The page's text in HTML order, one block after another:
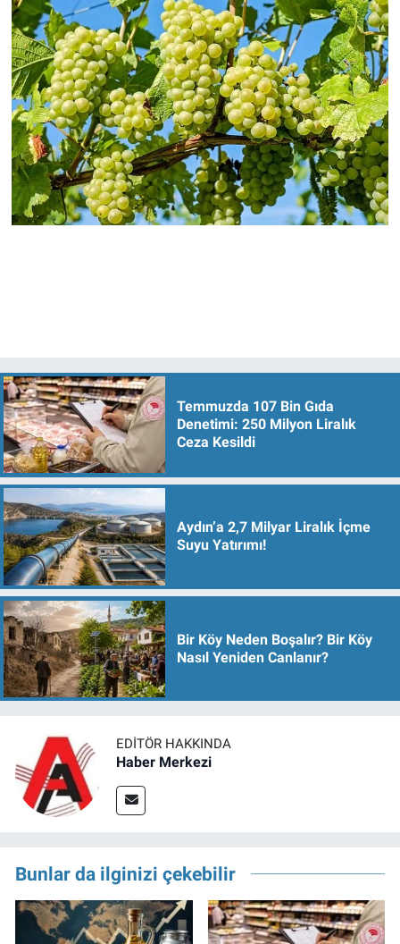
Temmuzda 107 Bin Gıda
Denetimi: 250 Milyon Liralık
Ceza Kesildi
Aydın’a 2,7 Milyar Liralık İçme
Suyu Yatırımı!
Bir Köy Neden Boşalır? Bir Köy
Nasıl Yeniden Canlanır?
EDITÖR HAKKINDA
Haber Merkezi
Bunlar da ilginizi çekebilir